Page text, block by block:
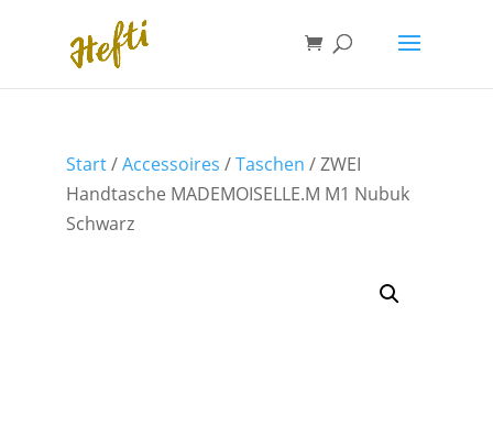
Start/Accessoires /Taschen / ZWEI
Handtasche MADEMOISELLE.M M1 Nubuk
Schwarz